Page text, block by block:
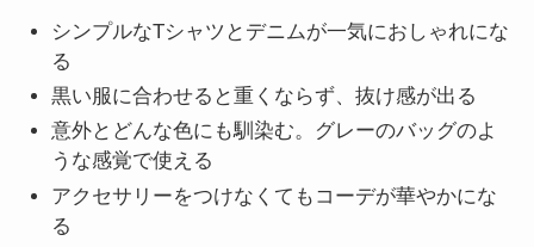
シンプルなTシャツとデニムが一気におしゃれにな
る
黒い服に合わせると重くならず、抜け感が出る
意外とどんな色にも馴染む。グレーのバッグのよ
うな感覚で使える
アクセサリーをつけなくてもコーデが華やかにな
る